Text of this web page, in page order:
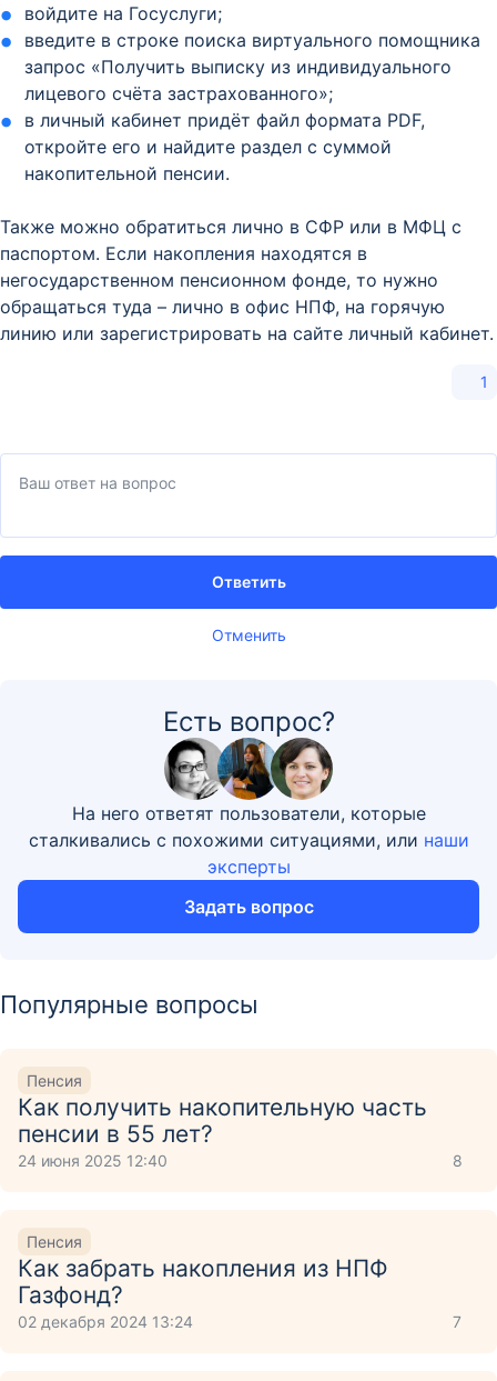
войдите на Госуслуги;
введите в строке поиска виртуального помощника
запрос «Получить выписку из индивидуального
лицевого счёта застрахованного»;
в личный кабинет придёт файл формата PDF,
откройте его и найдите раздел с суммой
накопительной пенсии.
Также можно обратиться лично в СФР или в МФЦ с
паспортом. Если накопления находятся в
негосударственном пенсионном фонде, то нужно
обращаться туда – лично в офис НПФ, на горячую
линию или зарегистрировать на сайте личный кабинет.
1
Отменить
Ответить
Есть вопрос?
На него ответят пользователи, которые
сталкивались с похожими ситуациями, или наши
эксперты
Задать вопрос
Популярные вопросы
Пенсия
Как получить накопительную часть
пенсии в 55 лет?
24 июня 2025 12:40 8
Пенсия
Как забрать накопления из НПФ
Газфонд?
02 декабря 2024 13:24 7